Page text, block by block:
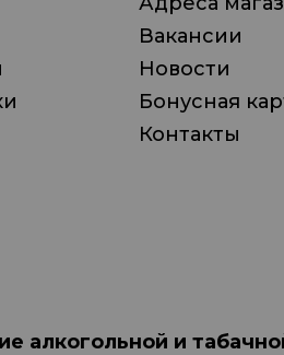
Вакансии
Новости
Бонусная
Контакты
алкогольной и